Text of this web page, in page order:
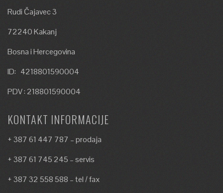
Rudi Čajavec 3
72240 Kakanj
Bosna i Hercegovina
ID: 4218801590004
PDV : 218801590004
KONTAKT INFORMACIJE
+ 387 61 447 787 – prodaja
+ 387 61 745 245 – servis
+ 387 32 558 588 – tel / fax